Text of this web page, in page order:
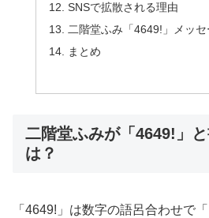
SNSで拡散される理由
二階堂ふみ「4649!」メッ
まとめ
二階堂ふみが「4649!」
は？
「4649!」は数字の語呂合わせで